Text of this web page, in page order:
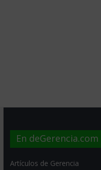
En deGerencia.com
Artículos de Gerencia